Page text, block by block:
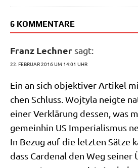
6 KOMMENTARE
Franz Lechner sagt:
22. FEBRUAR 2016 UM 14:01 UHR
Ein an sich objek­ti­ver Arti­kel
chen Schluss. Woj­ty­la neig­te
einer Ver­klä­rung des­sen, was
gemein­hin US Impe­ria­lis­mus
In Bezug auf die letz­ten Sät­ze
dass Car­denal den Weg sei­ner